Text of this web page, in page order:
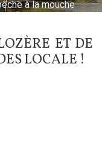
à la mouche
ET DE
LOCALE !